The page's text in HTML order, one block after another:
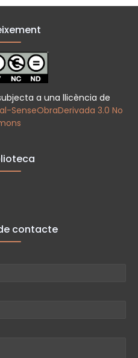
a una llicència de
SenseObraDerivada 3.0 No
contacte